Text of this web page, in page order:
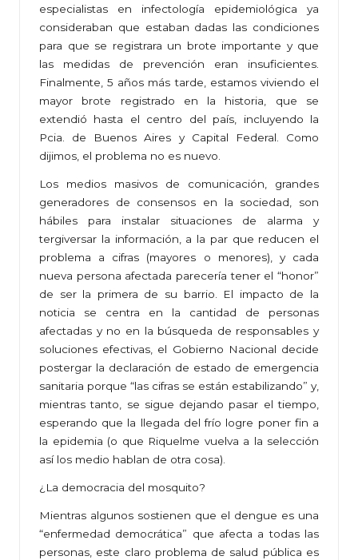
especialistas en infectología epidemiológica ya
consideraban que estaban dadas las condiciones
para que se registrara un brote importante y que
las medidas de prevención eran insuficientes.
Finalmente, 5 años más tarde, estamos viviendo el
mayor brote registrado en la historia, que se
extendió hasta el centro del país, incluyendo la
Pcia. de Buenos Aires y Capital Federal. Como
dijimos, el problema no es nuevo.
Los medios masivos de comunicación, grandes
generadores de consensos en la sociedad, son
hábiles para instalar situaciones de alarma y
tergiversar la información, a la par que reducen el
problema a cifras (mayores o menores), y cada
nueva persona afectada parecería tener el “honor”
de ser la primera de su barrio. El impacto de la
noticia se centra en la cantidad de personas
afectadas y no en la búsqueda de responsables y
soluciones efectivas, el Gobierno Nacional decide
postergar la declaración de estado de emergencia
sanitaria porque “las cifras se están estabilizando” y,
mientras tanto, se sigue dejando pasar el tiempo,
esperando que la llegada del frío logre poner fin a
la epidemia (o que Riquelme vuelva a la selección
así los medio hablan de otra cosa).
¿La democracia del mosquito?
Mientras algunos sostienen que el dengue es una
“enfermedad democrática” que afecta a todas las
personas, este claro problema de salud pública es